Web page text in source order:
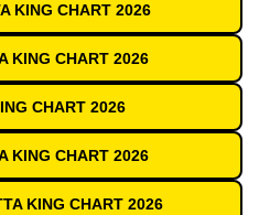
KING CHART 2026
KING CHART 2026
CHART 2026
KING CHART 2026
KING CHART 2026